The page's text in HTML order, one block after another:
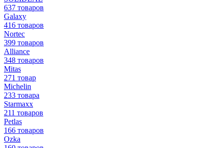
637 товаров
Galaxy
416 товаров
Nortec
399 товаров
Alliance
348 товаров
Mitas
271 товар
Michelin
233 товара
Starmaxx
211 товаров
Petlas
166 товаров
Ozka